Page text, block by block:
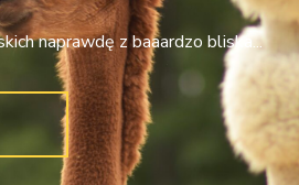
naprawdę z baaardzo bliska...